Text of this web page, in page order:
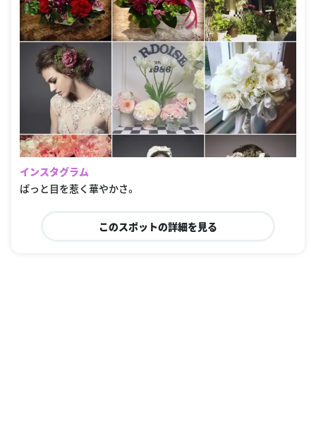
インスタグラム
ぱっと目を惹く華やかさ。
このスポットの詳細を見る